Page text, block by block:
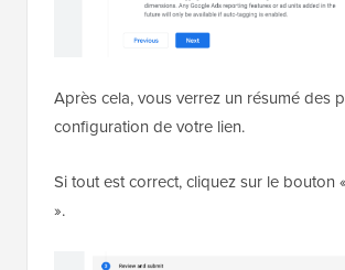
Après cela, vous verrez un résumé des
configuration de votre lien.
Si tout est correct, cliquez sur le bouton
».